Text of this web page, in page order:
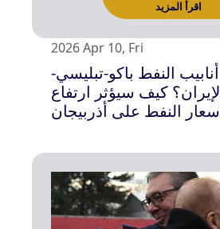
2026 Apr 10, Fri
النفط باكو-تبليسي-
كيف سيؤثر ارتفاع
النفط على أذربيجان